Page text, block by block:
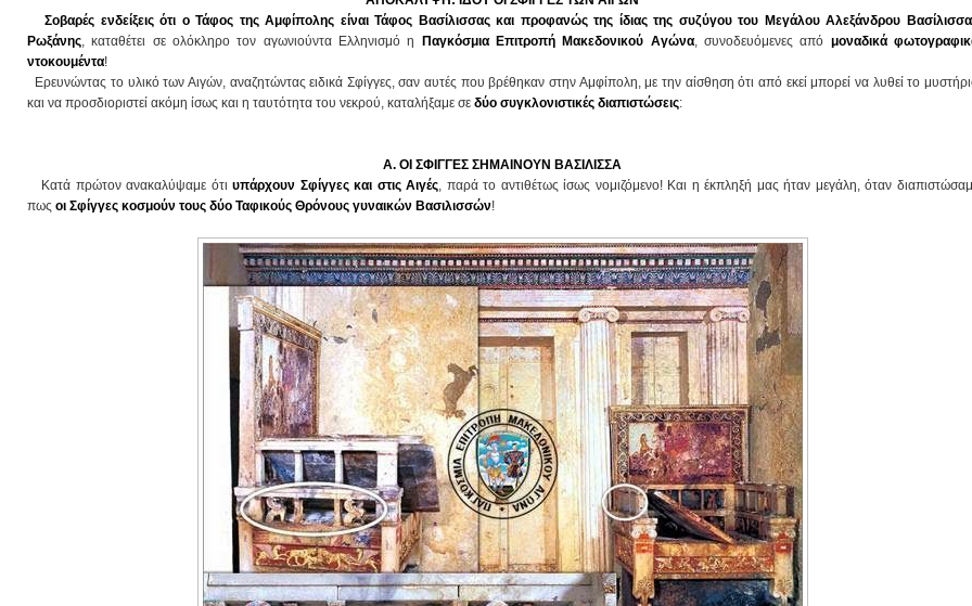
Σοβαρές ενδείξεις ότι ο Τάφος της Αμφίπολης είναιΤάφος Βασίλισσας και προφανώς της ίδιας της συζύγου του Μεγάλου Αλεξάνδρου
Ρωξάνης, καταθέτει σε ολόκληρο τον αγωνιούντα Ελληνισμό η Παγκόσμια Επιτροπή Μακεδονικού Αγώνα, συνοδευόμενες από μοναδικά
ντοκουμέντα!
Ερευνώντας το υλικό των Αιγών, αναζητώντας ειδικά Σφίγγες, σαν αυτές που βρέθηκαν στην Αμφίπολη, με την αίσθηση ότι από εκεί μπορεί να λυθεί το
και να προσδιοριστεί ακόμη ίσως και η ταυτότητα του νεκρού, καταλήξαμε σε δύο συγκλονιστικές διαπιστώσεις:
Α. ΟΙ ΣΦΙΓΓΕΣ ΣΗΜΑΙΝΟΥΝ ΒΑΣΙΛΙΣΣΑ
Κατά πρώτον ανακαλύψαμε ότι υπάρχουν Σφίγγες και στις Αιγές, παρά το αντιθέτως ίσως νομιζόμενο! Και η έκπληξή μας ήταν μεγάλη, όταν
πως οι Σφίγγες κοσμούν τους δύο Ταφικούς Θρόνους γυναικών Βασιλισσών!